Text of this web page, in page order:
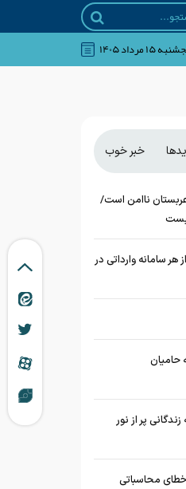
۱۵ مرداد ۱۴۰۵
خبر خوب
ناامن است/
بست
هر سامانه وارداتی در
حامیان
پر از نور
محاسباتی